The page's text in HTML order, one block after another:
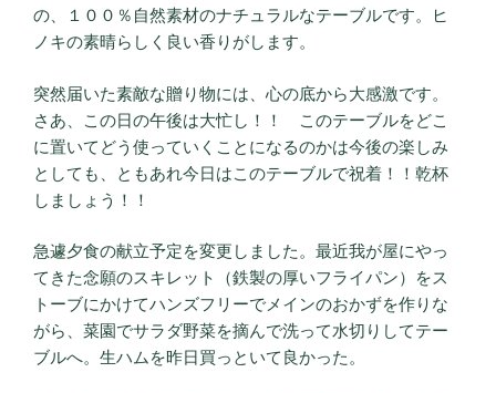
の、１００％自然素材のナチュラルなテーブルです。ヒ
ノキの素晴らしく良い香りがします。
突然届いた素敵な贈り物には、心の底から大感激です。
さあ、この日の午後は大忙し！！ このテーブルをどこ
に置いてどう使っていくことになるのかは今後の楽しみ
としても、ともあれ今日はこのテーブルで祝着！！乾杯
しましょう！！
急遽夕食の献立予定を変更しました。最近我が屋にやっ
てきた念願のスキレット（鉄製の厚いフライパン）をス
トーブにかけてハンズフリーでメインのおかずを作りな
がら、菜園でサラダ野菜を摘んで洗って水切りしてテー
ブルへ。生ハムを昨日買っといて良かった。